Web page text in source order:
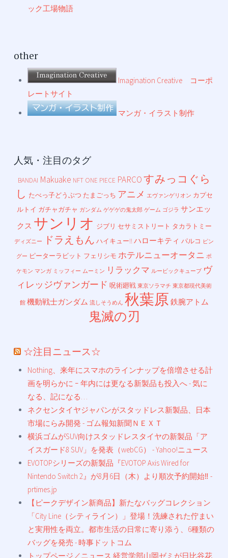
ック工場物語
other
Imagination Creative コーポ
レートサイト
マンガ・イラスト制作
人気・注目のタグ
BANDAI Makuake NFT ONE PIECE PARCOすみっコぐら
し たべっ子どうぶつ たまごっち アニメ エヴァンゲリオン カプセ
ルトイ ガチャガチャ ガンダム ゲゲゲの鬼太郎 ゲーム ゴジラ サンエッ
クス サンリオ ジブリ セサミストリート タカラトミー
ディズニー ドラえもん ハイキュー!!ハローキティ パルコ ピン
グー ピーターラビット フェリシモ ホテルニューオータニ ポ
ケモン マンガ ミッフィー ムーミン リラックマ ルービックキューブ ヴ
ィレッジヴァンガード 呪術廻戦 東京ソラマチ 東京都現代美術
館 機動戦士ガンダム 流しそうめん 秋葉原 鉄腕アトム
鬼滅の刃
☆注目ニュース☆
Nothing、来年にスマホのラインナップを倍増させる計
画を明らかに ｰ 年内には更なる新製品も投入へ - 気に
なる、記になる…
ネクセンタイヤジャパンがスタッドレス新製品、日本
市場にらみ開発 - ゴム報知新聞ＮＥＸＴ
横浜ゴムがSUV向けスタッドレスタイヤの新製品「ア
イスガード8 SUV」を発表（webCG） - Yahoo!ニュース
EVOTOPシリーズの新製品『EVOTOP Axis Wired for
Nintendo Switch 2』が8月6日（木）より順次予約開始‼ -
prtimes.jp
【ピークデザイン新商品】新たなバッグコレクション
「City Line（シティライン）」登場！洗練された佇まい
と実用性を両立。都市生活の日常に寄り添う、6種類の
バッグを発売 - 時事ドットコム
トップページ／ニュース 経営学部山岡ゼミが日比谷花